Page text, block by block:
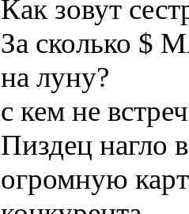
Как зовут
За сколько $
на луну?
с кем не
Пиздец нагло
огромную